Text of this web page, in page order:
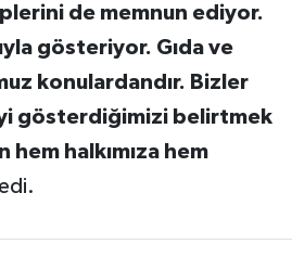
de memnun ediyor.
gösteriyor. Gıda ve
konulardandır. Bizler
gösterdiğimizi belirtmek
halkımıza hem